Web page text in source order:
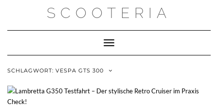
SCOOTERIA
Toggle Navigation
SCHLAGWORT: VESPA GTS 300